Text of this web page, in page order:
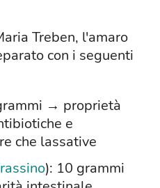
Treben, l'amaro
con i seguenti
→ proprietà
e
che lassative
): 10 grammi